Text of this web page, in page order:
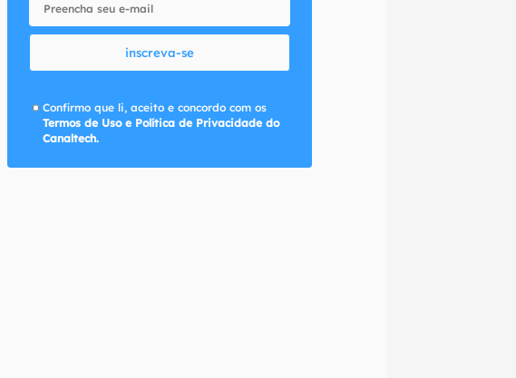
inscreva-se
Confirmo que li, aceito e concordo com os
Termos de Uso e Política de Privacidade do
Canaltech.